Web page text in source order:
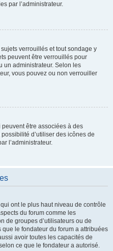
par l’administrateur.
verrouillés et tout sondage y
peuvent être verrouillés pour
un administrateur. Selon les
vous pouvez ou non verrouiller
être associées à des
d’utiliser des icônes de
l’administrateur.
ont le plus haut niveau de contrôle
du forum comme les
de groupes d’utilisateurs ou de
le fondateur du forum a attribuées
avoir toutes les capacités de
ce que le fondateur a autorisé.